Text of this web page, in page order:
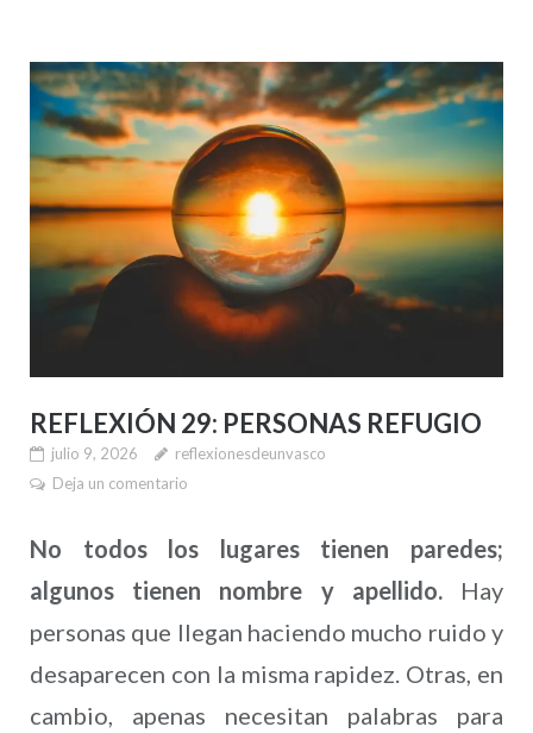
REFLEXIÓN 29: PERSONAS REFUGIO
julio 9, 2026
reflexionesdeunvasco
Deja un comentario
No todos los lugares tienen paredes;
algunos tienen nombre y apellido.Hay
personas que llegan haciendo mucho ruido y
desaparecen con la misma rapidez. Otras, en
cambio, apenas necesitan palabras para